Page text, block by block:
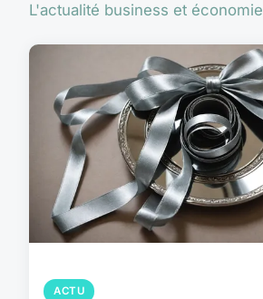
L'actualité business et économie
ACTU